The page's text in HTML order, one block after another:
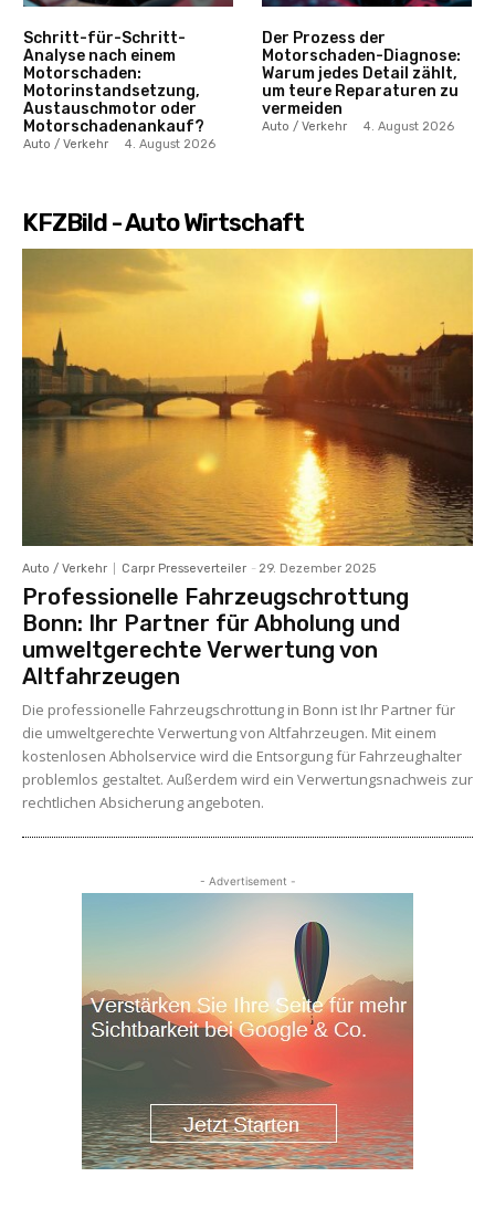
Schritt-für-Schritt-
Analyse nach einem
Motorschaden:
Motorinstandsetzung,
Austauschmotor oder
Motorschadenankauf?
Auto / Verkehr 4. August 2026
Der Prozess der
Motorschaden-Diagnose:
Warum jedes Detail zählt,
um teure Reparaturen zu
vermeiden
Auto / Verkehr 4. August 2026
KFZBild - Auto Wirtschaft
Auto / Verkehr Carpr Presseverteiler - 29. Dezember 2025
Professionelle Fahrzeugschrottung
Bonn: Ihr Partner für Abholung und
umweltgerechte Verwertung von
Altfahrzeugen
Die professionelle Fahrzeugschrottung in Bonn ist Ihr Partner für
die umweltgerechte Verwertung von Altfahrzeugen. Mit einem
kostenlosen Abholservice wird die Entsorgung für Fahrzeughalter
problemlos gestaltet. Außerdem wird ein Verwertungsnachweis zur
rechtlichen Absicherung angeboten.
- Advertisement -